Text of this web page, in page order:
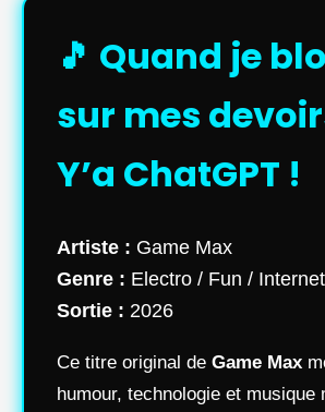
🎵 Quand je
sur mes
Y’a ChatGPT !
Artiste : Game Max
Genre : Electro / Fun / Internet
Sortie : 2026
Ce titre original de Game Max
humour, technologie et musique